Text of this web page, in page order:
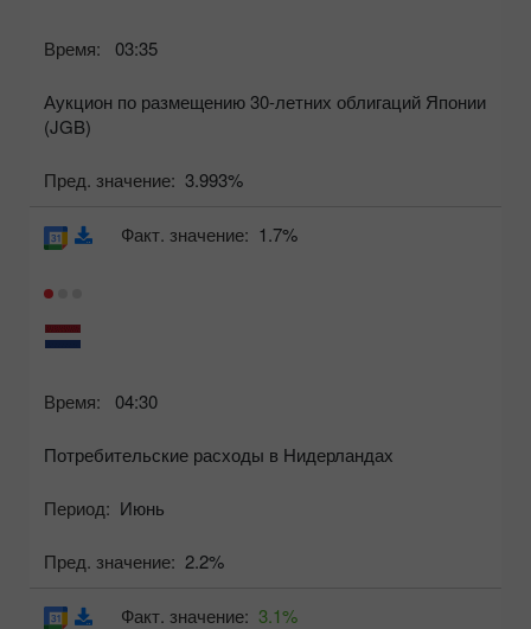
Время: 03:35
Аукцион по размещению 30-летних облигаций Японии
(JGB)
Пред. значение: 3.993%
Время: 04:30
Потребительские расходы в Нидерландах
Период: Июнь
Пред. значение: 2.2%
Факт. значение: 1.7%
Факт. значение: 3.1%